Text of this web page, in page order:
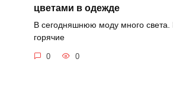
цветами в одежде
В сегодняшнюю моду много
горячие
0 0